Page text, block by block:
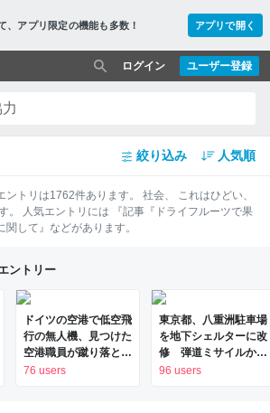
、 アプリ限定の機能も多数！ アプリで開く
ユーザー登録
ログイン
絞り込み 人気順
ントリは1762件あります。 社会、 これはひどい、
。 人気エントリには
『記事『ドライフルーツで果
して』 などがあります。
ントリー
ドイツの空港で低空飛
行の無人機、見つけた
空港職員が蹴り落と
す…積んでいたのは高
76 users
東京都、八重洲駐車場
を地下シェルターに改
修 弾道ミサイルから
避難 - 日本経済新聞
96 users